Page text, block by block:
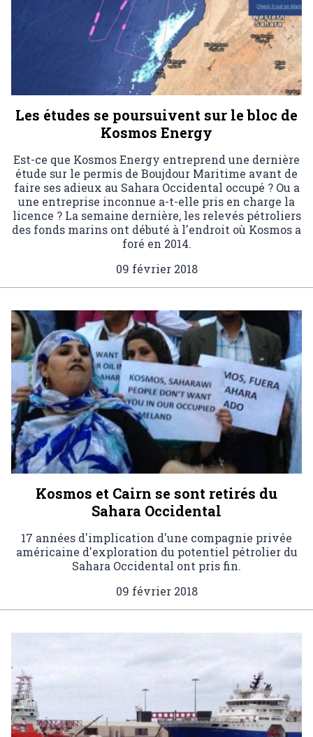
Les études se poursuivent sur le bloc de
Kosmos Energy
Est-ce que Kosmos Energy entreprend une dernière
étude sur le permis de Boujdour Maritime avant de
faire ses adieux au Sahara Occidental occupé ? Ou a
une entreprise inconnue a-t-elle pris en charge la
licence ? La semaine dernière, les relevés pétroliers
des fonds marins ont débuté à l'endroit où Kosmos a
foré en 2014.
09 février 2018
Kosmos et Cairn se sont retirés du
Sahara Occidental
17 années d'implication d'une compagnie privée
américaine d'exploration du potentiel pétrolier du
Sahara Occidental ont pris fin.
09 février 2018